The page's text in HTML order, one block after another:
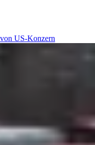
US-Konzern